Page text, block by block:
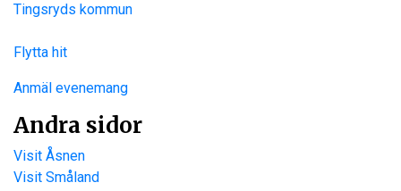
Tingsryds kommun
Flytta hit
Anmäl evenemang
Andra sidor
Visit Åsnen
Visit Småland